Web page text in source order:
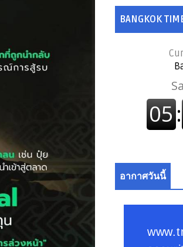
BANGKOK
อากาศวันนี้